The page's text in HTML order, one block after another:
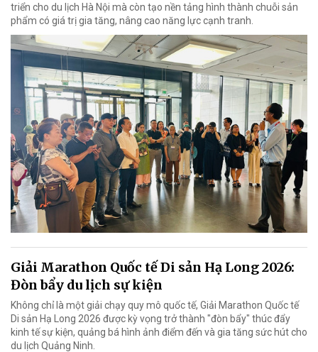
triển cho du lịch Hà Nội mà còn tạo nền tảng hình thành chuỗi sản
phẩm có giá trị gia tăng, nâng cao năng lực cạnh tranh.
Giải Marathon Quốc tế Di sản Hạ Long 2026:
Đòn bẩy du lịch sự kiện
Không chỉ là một giải chạy quy mô quốc tế, Giải Marathon Quốc tế
Di sản Hạ Long 2026 được kỳ vọng trở thành "đòn bẩy" thúc đẩy
kinh tế sự kiện, quảng bá hình ảnh điểm đến và gia tăng sức hút cho
du lịch Quảng Ninh.